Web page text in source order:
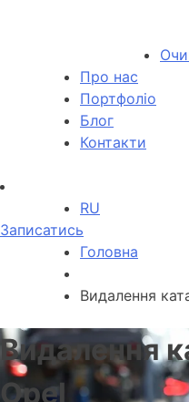
Про нас
Портфоліо
Блог
Контакти
RU
Записатись
Головна
Видалення
Видалення
Opel